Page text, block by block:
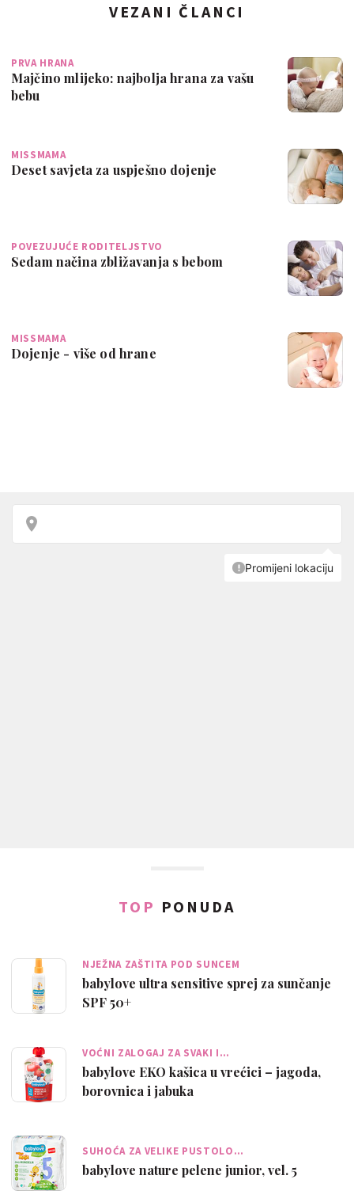
VEZANI ČLANCI
PRVA HRANA
Majčino mlijeko: najbolja hrana za vašu
bebu
MISSMAMA
Deset savjeta za uspješno dojenje
POVEZUJUĆE RODITELJSTVO
Sedam načina zbližavanja s bebom
MISSMAMA
Dojenje - više od hrane
TOP PONUDA
NJEŽNA ZAŠTITA POD SUNCEM
babylove ultra sensitive sprej za sunčanje
SPF 50+
VOĆNI ZALOGAJ ZA SVAKI I…
babylove EKO kašica u vrećici – jagoda,
borovnica i jabuka
SUHOĆA ZA VELIKE PUSTOLO…
babylove nature pelene junior, vel. 5